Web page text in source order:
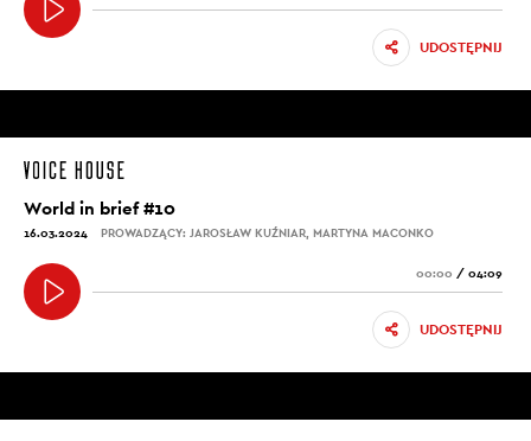
UDOSTĘPNIJ
World in brief #10
16.03.2024 PROWADZĄCY: JAROSŁAW KUŹNIAR, MARTYNA MACONKO
00:00 / 04:09
UDOSTĘPNIJ